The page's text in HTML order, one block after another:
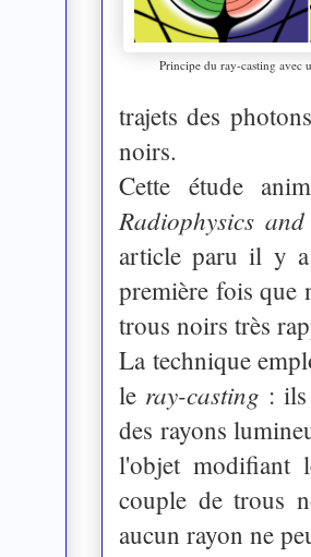
Principe du ray-casting avec
trajets des
noirs.
Cette étude
Radiophysics
article paru il y
première fois que
trous noirs très
La technique
le ray-casting :
des rayons
l'objet modifiant
couple de trous
aucun rayon ne